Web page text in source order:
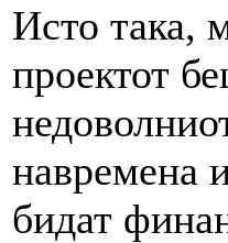
Исто така,
проектот
навремена
бидат